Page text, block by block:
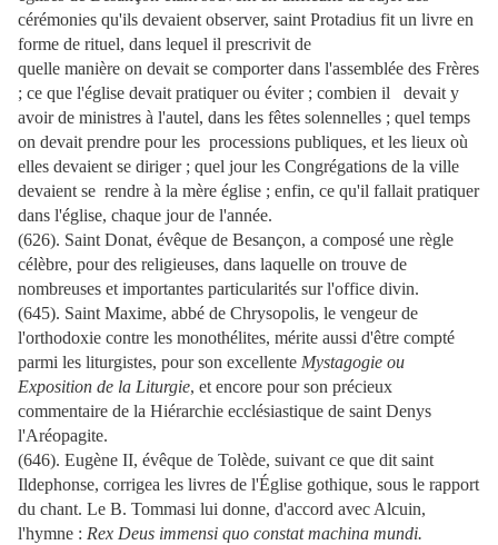
cérémonies qu'ils devaient observer, saint Protadius fit un livre en
forme de rituel, dans lequel il prescrivit de
quelle manière on devait se comporter dans l'assemblée des Frères
; ce que l'église devait pratiquer ou éviter ; combien il devait y
avoir de ministres à l'autel, dans les fêtes solennelles ; quel temps
on devait prendre pour les processions publiques, et les lieux où
elles devaient se diriger ; quel jour les Congrégations de la ville
devaient se rendre à la mère église ; enfin, ce qu'il fallait pratiquer
dans l'église, chaque jour de l'année.
(626). Saint Donat, évêque de Besançon, a composé une règle
célèbre, pour des religieuses, dans laquelle on trouve de
nombreuses et importantes particularités sur l'office divin.
(645). Saint Maxime, abbé de Chrysopolis, le vengeur de
l'orthodoxie contre les monothélites, mérite aussi d'être compté
parmi les liturgistes, pour son excellente Mystagogie ou
Exposition de la Liturgie, et encore pour son précieux
commentaire de la Hiérarchie ecclésiastique de saint Denys
l'Aréopagite.
(646). Eugène II, évêque de Tolède, suivant ce que dit saint
Ildephonse, corrigea les livres de l'Église gothique, sous le rapport
du chant. Le B. Tommasi lui donne, d'accord avec Alcuin,
l'hymne : Rex Deus immensi quo constat machina mundi.